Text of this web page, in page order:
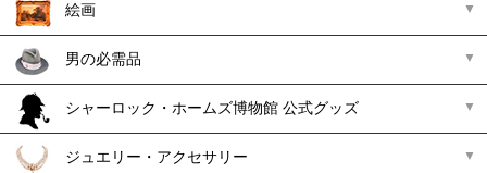
絵画
男の必需品
シャーロック・ホームズ博物館 公式グッズ
ジュエリー・アクセサリー